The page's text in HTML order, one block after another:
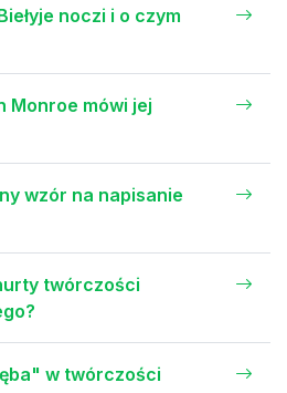
noczi i o czym
Monroe mówi jej
wzór na napisanie
twórczości
w twórczości